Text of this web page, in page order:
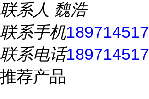
联系人 魏浩
联系手机
联系电话
推荐产品